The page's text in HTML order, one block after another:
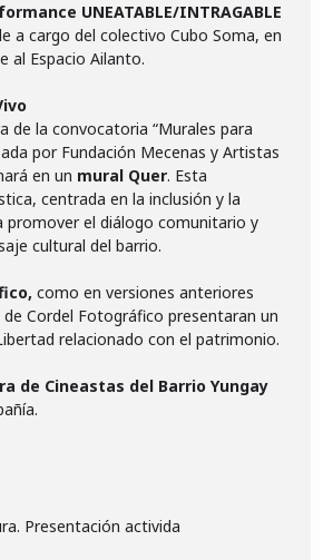
UNEATABLE/INTRAGABLE
a cargo del colectivo Cubo Soma, en
al Espacio Ailanto.
de la convocatoria “Murales para
por Fundación Mecenas y Artistas
en un mural Quer. Esta
centrada en la inclusión y la
promover el diálogo comunitario y
cultural del barrio.
como en versiones anteriores
Cordel Fotográfico presentaran un
relacionado con el patrimonio.
de Cineastas del Barrio Yungay
Presentación activida